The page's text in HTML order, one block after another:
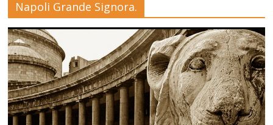
Mensile
di
arte,
cultura,
turismo
e
curiosità
Napoli Grande Signora.